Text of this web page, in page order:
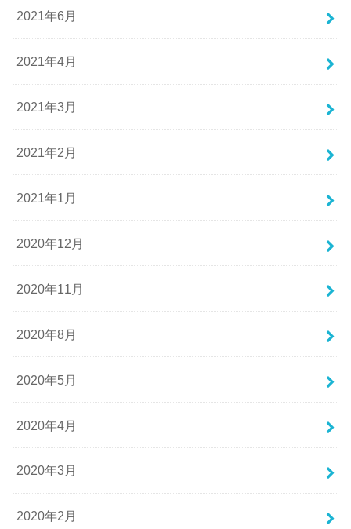
2021年6月
2021年4月
2021年3月
2021年2月
2021年1月
2020年12月
2020年11月
2020年8月
2020年5月
2020年4月
2020年3月
2020年2月